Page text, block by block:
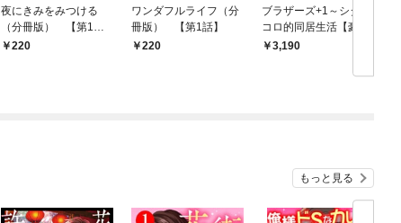
夜にきみをみつける
（分冊版） 【第1
話】220
ワンダフルライフ（分
冊版） 【第1話】
220
ブラザーズ+1～シタゴ
コロ的同居生活【豪華
版】3,190
もっと見る